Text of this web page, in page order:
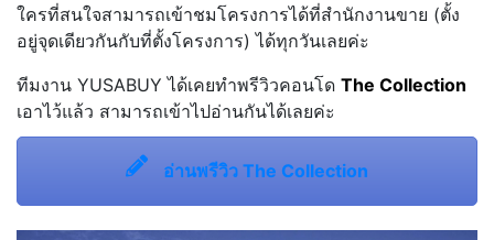
ใครที่สนใจสามารถเข้าชมโครงการได้ที่สำนักงานขาย (ตั้ง
อยู่จุดเดียวกันกับที่ตั้งโครงการ) ได้ทุกวันเลยค่ะ
ทีมงาน YUSABUY ได้เคยทำพรีวิวคอนโด The Collection
เอาไว้แล้ว สามารถเข้าไปอ่านกันได้เลยค่ะ
อ่านพรีวิว The Collection